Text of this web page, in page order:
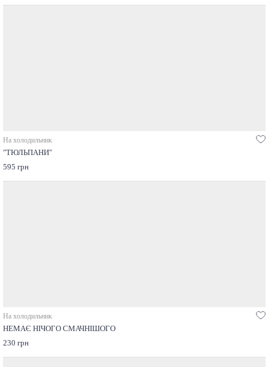
На холодильник
"ТЮЛЬПАНИ"
595 грн
На холодильник
НЕМАЄ НІЧОГО СМАЧНІШОГО
230 грн